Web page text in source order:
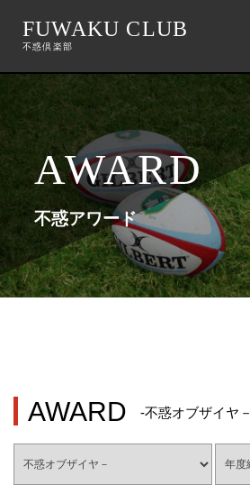
FUWAKU CLUB
AWARD
不惑アワード
AWARD -不惑オブザイヤ－